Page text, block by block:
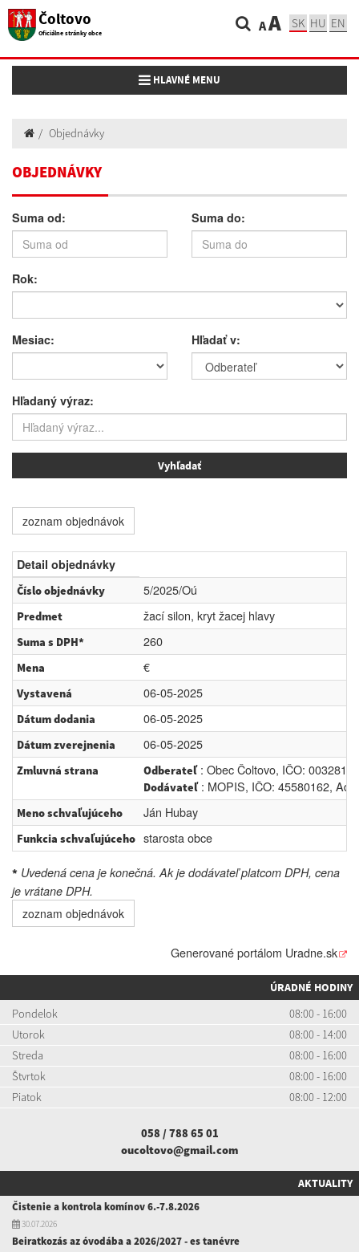
Čoltovo
Oficiálne stránky obce AA SK HU EN
Toggle navigation
HLAVNÉ MENU
Objednávky
OBJEDNÁVKY
Suma od: Suma do:
Rok:
Mesiac: Hľadať v:
Hľadaný výraz:
zoznam objednávok
Detail objednávky
Číslo objednávky 5/2025/Oú
Predmet žací silon, kryt žacej hlavy
Suma s DPH* 260
Mena €
Vystavená 06-05-2025
Dátum dodania 06-05-2025
Dátum zverejnenia 06-05-2025
Zmluvná strana Odberateľ: Obec Čoltovo, IČO:
Dodávateľ: MOPIS, IČO: 45580162,
Meno schvaľujúceho Ján Hubay
Funkcia schvaľujúceho starosta obce
* Uvedená cena je konečná. Ak je dodávateľ platcom DPH, cena
je vrátane DPH.
zoznam objednávok
Generované portálom Uradne.sk
ÚRADNÉ HODINY
Pondelok
08:00 - 16:00
Utorok
08:00 - 14:00
Streda
08:00 - 16:00
Štvrtok
08:00 - 16:00
Piatok
08:00 - 12:00
058 / 788 65 01
oucoltovo@gmail.com
AKTUALITY
Čistenie a kontrola komínov 6.-7.8.2026
30.07.2026
Beiratkozás az óvodába a 2026/2027 - es tanévre